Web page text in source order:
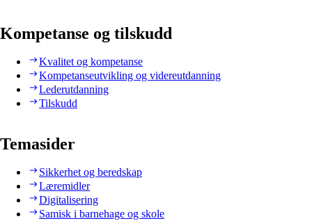
Kompetanse og tilskudd
Kvalitet og kompetanse
Kompetanseutvikling og videreutdanning
Lederutdanning
Tilskudd
Temasider
Sikkerhet og beredskap
Læremidler
Digitalisering
Samisk i barnehage og skole